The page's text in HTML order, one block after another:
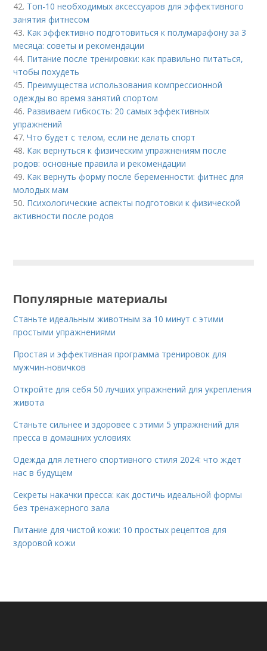
42. Топ-10 необходимых аксессуаров для эффективного
занятия фитнесом
43. Как эффективно подготовиться к полумарафону за 3
месяца: советы и рекомендации
44. Питание после тренировки: как правильно питаться,
чтобы похудеть
45. Преимущества использования компрессионной
одежды во время занятий спортом
46. Развиваем гибкость: 20 самых эффективных
упражнений
47.Что будет с телом, если не делать спорт
48. Как вернуться к физическим упражнениям после
родов: основные правила и рекомендации
49. Как вернуть форму после беременности: фитнес для
молодых мам
50. Психологические аспекты подготовки к физической
активности после родов
Популярные материалы
Станьте идеальным животным за 10 минут с этими
простыми упражнениями
Простая и эффективная программа тренировок для
мужчин-новичков
Откройте для себя 50 лучших упражнений для укрепления
живота
Станьте сильнее и здоровее с этими 5 упражнений для
пресса в домашних условиях
Одежда для летнего спортивного стиля 2024: что ждет
нас в будущем
Секреты накачки пресса: как достичь идеальной формы
без тренажерного зала
Питание для чистой кожи: 10 простых рецептов для
здоровой кожи